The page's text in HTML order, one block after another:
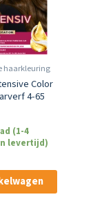
haarkleuring
Color
4-65
(1-4
levertijd)